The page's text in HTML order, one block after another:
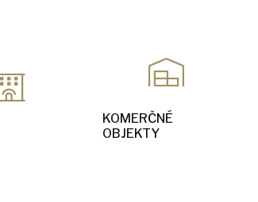
KOMERČNÉ
OBJEKTY